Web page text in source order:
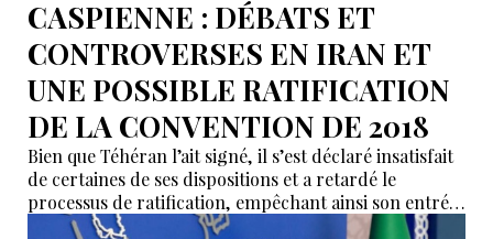
CASPIENNE : DÉBATS ET
CONTROVERSES EN IRAN ET
UNE POSSIBLE RATIFICATION
DE LA CONVENTION DE 2018
Bien que Téhéran l’ait signé, il s’est déclaré insatisfait
de certaines de ses dispositions et a retardé le
processus de ratification, empêchant ainsi son entrée
en vigueur sur le plan juridique.